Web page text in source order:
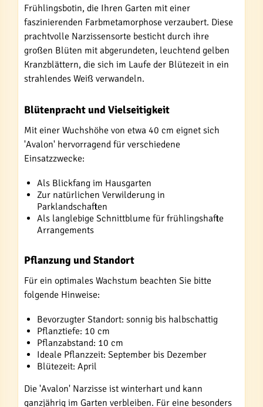
Frühlingsbotin, die Ihren Garten mit einer
faszinierenden Farbmetamorphose verzaubert. Diese
prachtvolle Narzissensorte besticht durch ihre
großen Blüten mit abgerundeten, leuchtend gelben
Kranzblättern, die sich im Laufe der Blütezeit in ein
strahlendes Weiß verwandeln.
Blütenpracht und Vielseitigkeit
Mit einer Wuchshöhe von etwa 40 cm eignet sich
'Avalon' hervorragend für verschiedene
Einsatzzwecke:
Als Blickfang im Hausgarten
Zur natürlichen Verwilderung in
Parklandschaften
Als langlebige Schnittblume für frühlingshafte
Arrangements
Pflanzung und Standort
Für ein optimales Wachstum beachten Sie bitte
folgende Hinweise:
Bevorzugter Standort: sonnig bis halbschattig
Pflanztiefe: 10 cm
Pflanzabstand: 10 cm
Ideale Pflanzzeit: September bis Dezember
Blütezeit: April
Die 'Avalon' Narzisse ist winterhart und kann
ganzjährig im Garten verbleiben. Für eine besonders